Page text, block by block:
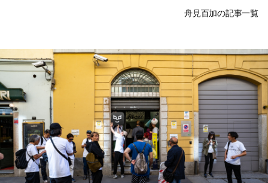
舟見百加の記事一覧